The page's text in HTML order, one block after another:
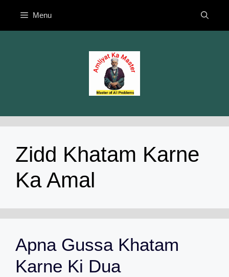
content
Menu
Zidd Khatam Karne
Ka Amal
Apna Gussa Khatam
Karne Ki Dua